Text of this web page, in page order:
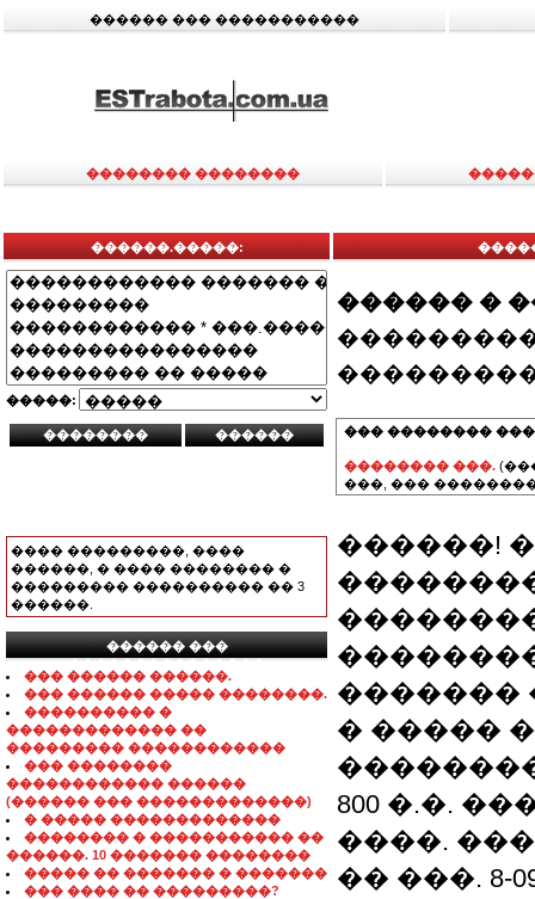
������ ��� �����������
�������� ��������
������.�����:
�����:
���� ���������, ����
������, � ���� �������� �
��������� ���������� �� 3
������.
������ ���
���������������
��� ������ ������.
��� ������ ����� ��������.
���������� �
������������� ��
��������� ������������
��� ��������
������������ ������
(������ ��� �������������)
� ����� �������������
�������� � ����������� ��
������. 10 ������� ��������
����� �� ������� � �������
��� ���� �� ���������?
������ �
��� ��������
�������� ���.
���, ���
������!
�������
� �����
��������
800 �.�.
����.
�� ���. 8-